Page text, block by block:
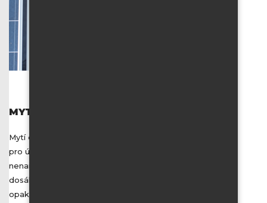
MYTÍ SOLÁRNÍCH PANELŮ
Mytí demineralizovanou vodou je naprosto ideální volbou
pro údržbu solárních panelů. Čistá voda bez saponátu
nenarušuje vlastnosti ochranné folie na povrchu panelů a
dosáhneme s ní perfektní čistoty. Ideální je údržbu
opakovat alespoň 2x ročně, panely tak neztratí na svém